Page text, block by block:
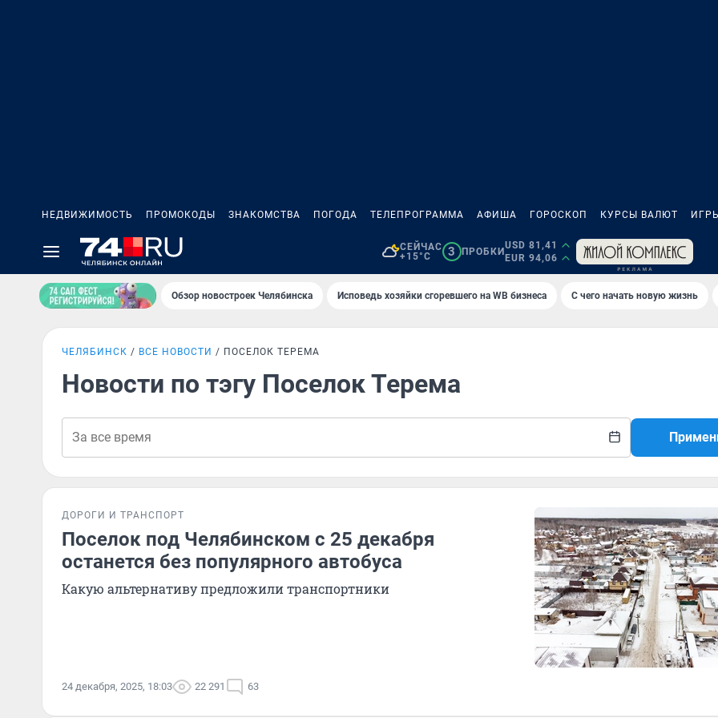
НЕДВИЖИМОСТЬ ПРОМОКОДЫ ЗНАКОМСТВА ПОГОДА ТЕЛЕПРОГРАММА АФИША ГОРОСКОП КУРСЫ ВАЛЮТ
СЕЙЧАС
+15°C
3 ПРОБКИ
USD 81,41
EUR 94,06
Обзор новостроек Челябинска Исповедь хозяйки сгоревшего на WB бизнеса С чего начать новую жизнь
ЧЕЛЯБИНСК ВСЕ НОВОСТИ ПОСЕЛОК ТЕРЕМА
Новости по тэгу Поселок Терема
ДОРОГИ И ТРАНСПОРТ
Поселок под Челябинском с 25 декабря
останется без популярного автобуса
Какую альтернативу предложили транспортники
24 декабря, 2025, 18:03 22 291 63